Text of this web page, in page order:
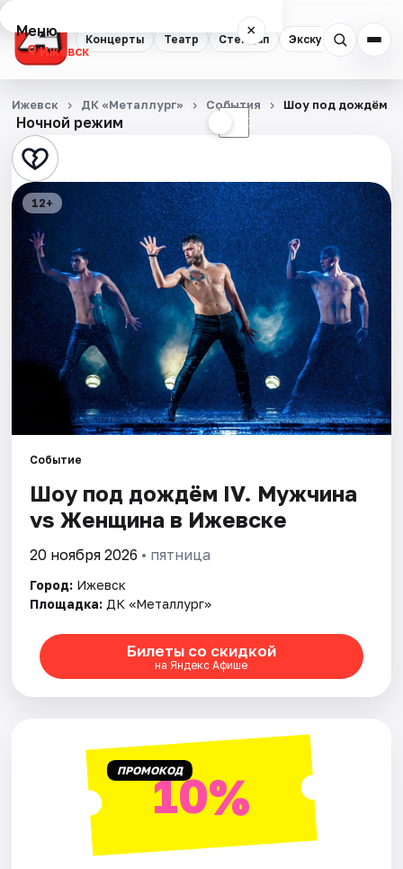
Концерты Театр Стендап Экскурсии
Меню ×
Ижевск
Концерты
Театр
Стендап
Экскурсии
Спорт
События
Города
Площадки
Рейтинги
Ночной режим ☾
Ижевск ДК «Металлург» События Шоу под дождём
12+
Событие
Шоу под дождём IV. Мужчина
vs Женщина в Ижевске
20 ноября 2026 • пятница
Город: Ижевск
Площадка: ДК «Металлург»
Билеты со скидкой
на Яндекс Афише
ПРОМОКОД10%